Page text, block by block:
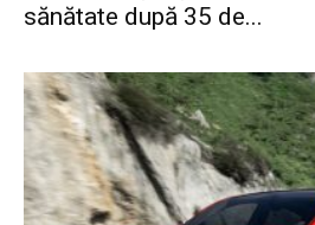
sănătate după 35 de...